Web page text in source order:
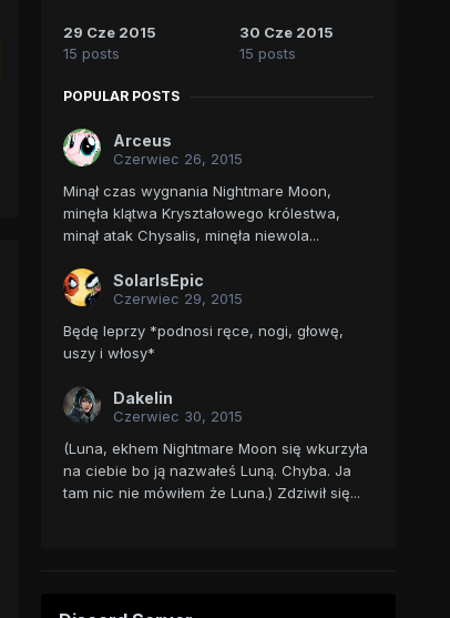
29 Cze 2015
15 posts
30 Cze 2015
15 posts
POPULAR POSTS
Arceus
Czerwiec 26, 2015
Minął czas wygnania Nightmare Moon,
minęła klątwa Kryształowego królestwa,
minął atak Chysalis, minęła niewola...
SolarIsEpic
Czerwiec 29, 2015
Będę leprzy *podnosi ręce, nogi, głowę,
uszy i włosy*
Dakelin
Czerwiec 30, 2015
(Luna, ekhem Nightmare Moon się wkurzyła
na ciebie bo ją nazwałeś Luną. Chyba. Ja
tam nic nie mówiłem że Luna.) Zdziwił się...